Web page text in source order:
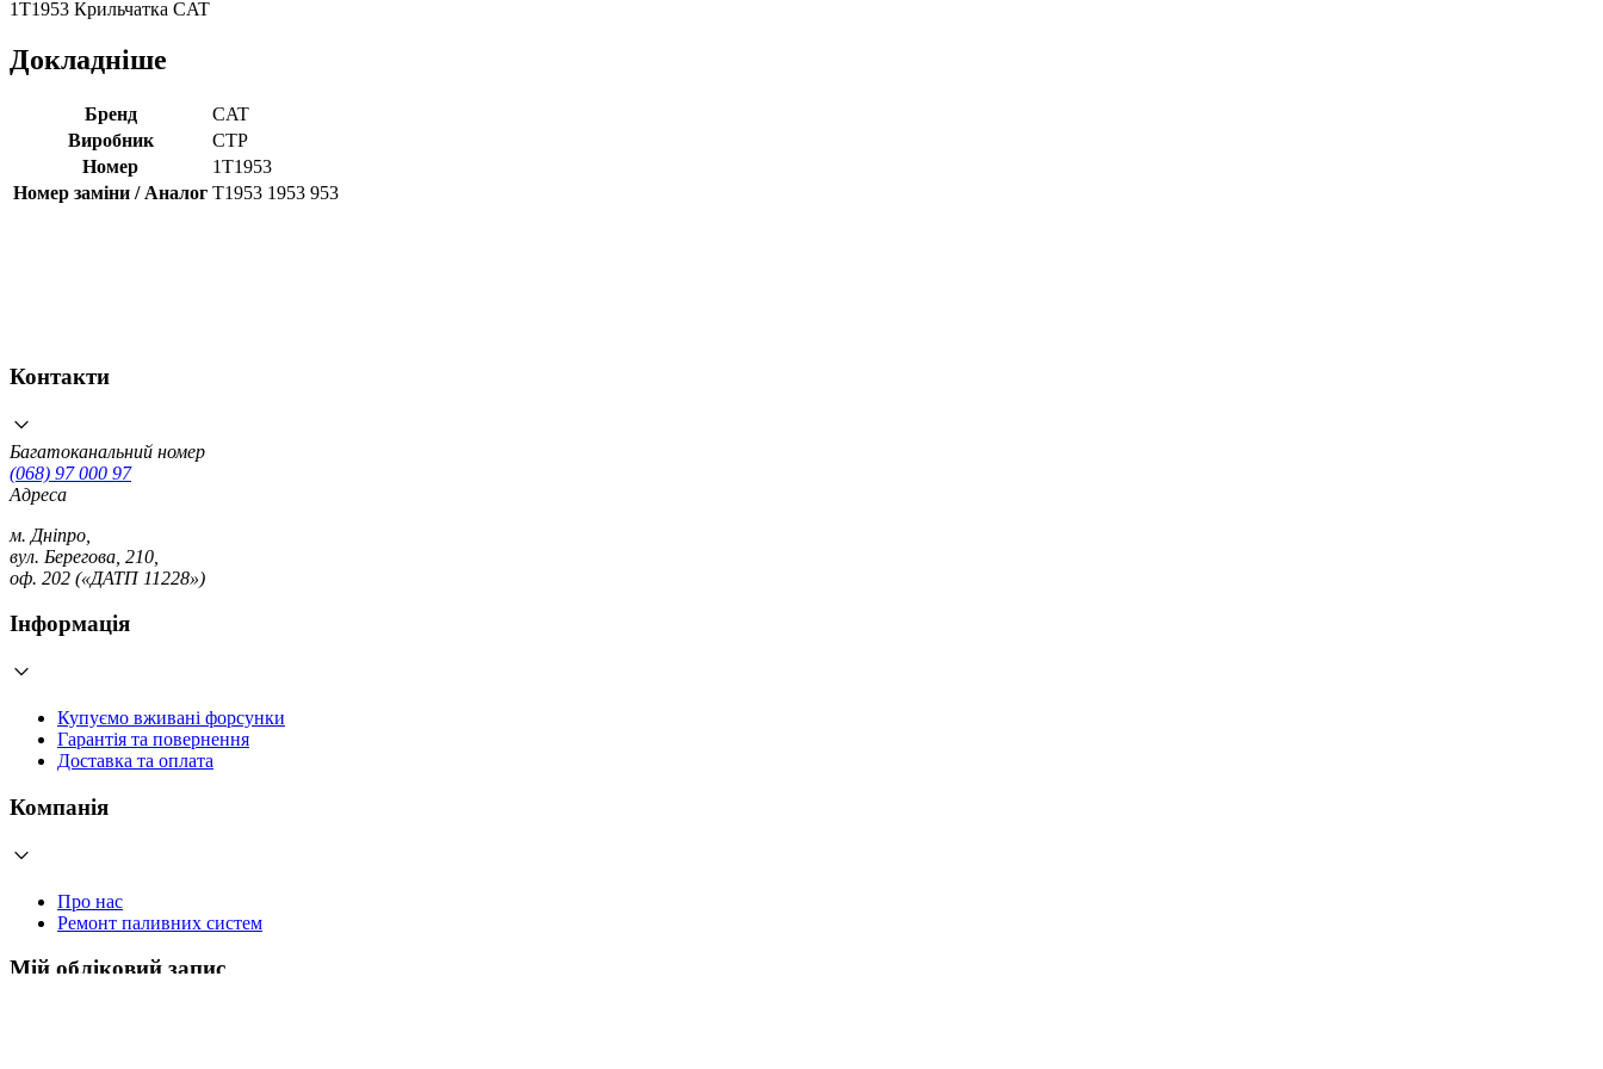
1T1953 Крильчатка CAT
Докладніше
Бренд
CAT
Виробник
CTP
Номер
1T1953
Номер заміни / Аналог T1953 1953 953
Контакти
Багатоканальний номер
(068) 97 000 97
Адреса
м. Дніпро,
вул. Берегова, 210,
оф. 202 («ДАТП 11228»)
Інформація
Купуємо вживані форсунки
Гарантія та повернення
Доставка та оплата
Компанія
Про нас
Ремонт паливних систем
Мій обліковий запис